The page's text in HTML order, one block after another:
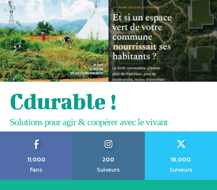
Cdurable !
Solutions pour agir & coopérer avec le vivant
11,000
Fans
200
Suiveurs
18,000
Suiveurs